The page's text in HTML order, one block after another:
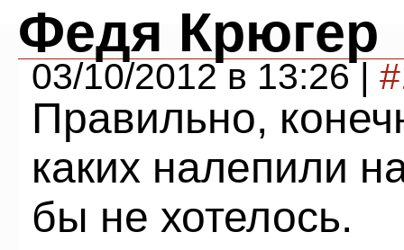
Федя Крюгер
03/10/2012 в 13:26 |
Правильно,
каких налепили
бы не хотелось.